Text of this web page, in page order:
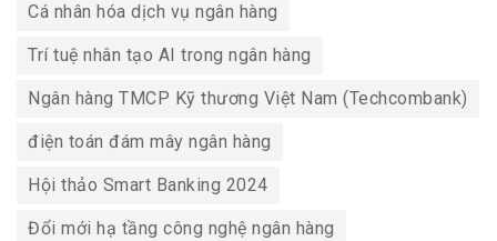
Cá nhân hóa dịch vụ ngân hàng
Trí tuệ nhân tạo AI trong ngân hàng
Ngân hàng TMCP Kỹ thương Việt Nam (Techcombank)
điện toán đám mây ngân hàng
Hội thảo Smart Banking 2024
Đổi mới hạ tầng công nghệ ngân hàng